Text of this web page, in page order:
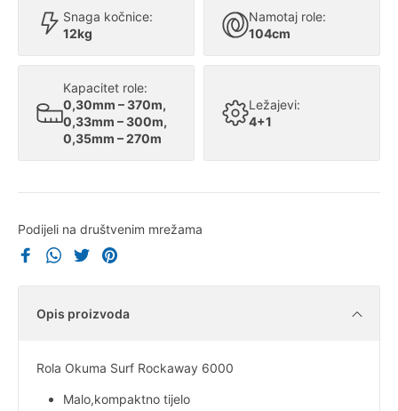
Snaga kočnice:
12kg
Namotaj role:
104cm
Kapacitet role:
0,30mm – 370m,
0,33mm – 300m,
0,35mm – 270m
Ležajevi:
4+1
Podijeli na društvenim mrežama
Opis proizvoda
Rola Okuma Surf Rockaway 6000
Malo,kompaktno tijelo